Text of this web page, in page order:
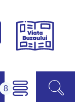
Campus
Viața